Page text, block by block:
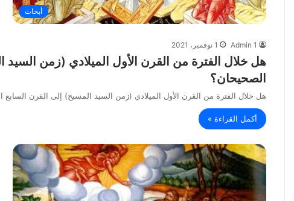
أبحاث
Admin 1 1 نوفمبر، 2021
هل خلال الفترة من القرن الأول الميلادي (زمن السيد
الصحيحان؟
هل خلال الفترة من القرن الأول الميلادي (زمن السيد المسيح) إلى القرن
أكمل القراءة »